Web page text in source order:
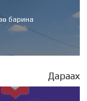
барина
Дараах